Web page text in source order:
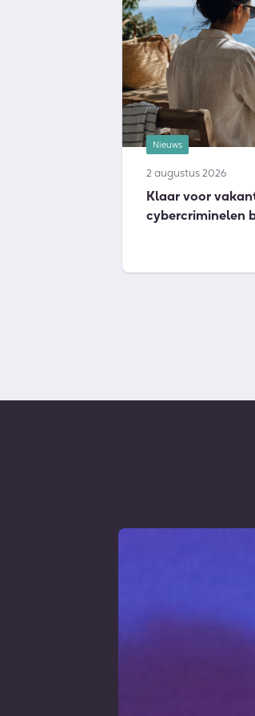
Nieuws
2 augustus 2026
Klaar voor
cybercriminelen